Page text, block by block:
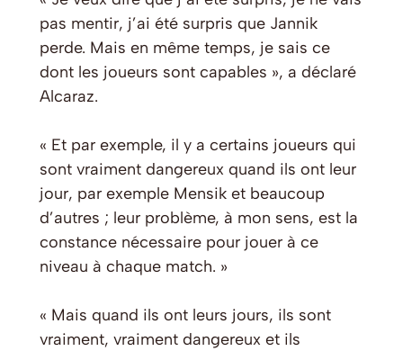
pas mentir, j’ai été surpris que Jannik
perde. Mais en même temps, je sais ce
dont les joueurs sont capables », a déclaré
Alcaraz.
« Et par exemple, il y a certains joueurs qui
sont vraiment dangereux quand ils ont leur
jour, par exemple Mensik et beaucoup
d’autres ; leur problème, à mon sens, est la
constance nécessaire pour jouer à ce
niveau à chaque match. »
« Mais quand ils ont leurs jours, ils sont
vraiment, vraiment dangereux et ils